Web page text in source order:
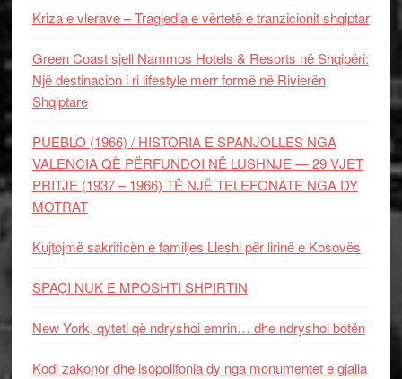
Kriza e vlerave – Tragjedia e vërtetë e tranzicionit shqiptar
Green Coast sjell Nammos Hotels & Resorts në Shqipëri:
Një destinacion i ri lifestyle merr formë në Rivierën
Shqiptare
PUEBLO (1966) / HISTORIA E SPANJOLLES NGA
VALENCIA QË PËRFUNDOI NË LUSHNJE — 29 VJET
PRITJE (1937 – 1966) TË NJË TELEFONATE NGA DY
MOTRAT
Kujtojmë sakrificën e familjes Lleshi për lirinë e Kosovës
SPAÇI NUK E MPOSHTI SHPIRTIN
New York, qyteti që ndryshoi emrin… dhe ndryshoi botën
Kodi zakonor dhe isopolifonia dy nga monumentet e gjalla